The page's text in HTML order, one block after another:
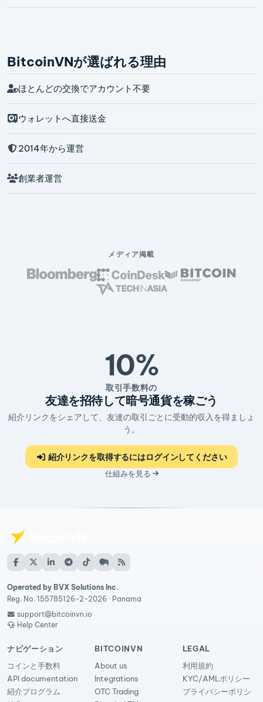
BitcoinVNが選ばれる理由
ほとんどの交換でアカウント不要
ウォレットへ直接送金
2014年から運営
創業者運営
メディア掲載
10%
取引手数料の
友達を招待して暗号通貨を稼ごう
紹介リンクをシェアして、友達の取引ごとに受動的収入を得ましょ
う。
紹介リンクを取得するにはログインしてください
仕組みを見る
Operated by BVX Solutions Inc.
Reg. No. 155785126-2-2026 · Panama
support@bitcoinvn.io
Help Center
ナビゲーション
コインと手数料
API documentation
紹介プログラム
BITCOINVN
About us
Integrations
OTC Trading
LEGAL
利用規約
KYC/AMLポリシー
プライバシーポリシ